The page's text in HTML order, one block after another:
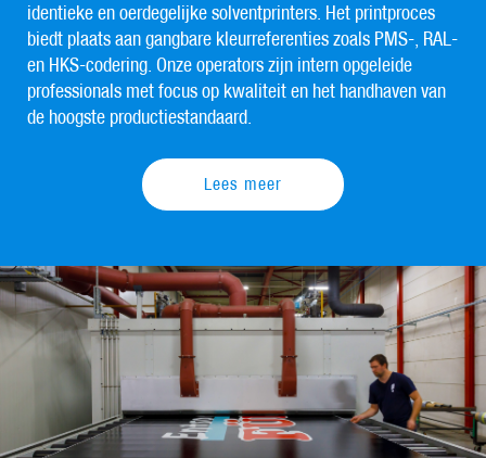
identieke en oerdegelijke solventprinters. Het printproces
biedt plaats aan gangbare kleurreferenties zoals PMS-, RAL-
en HKS-codering. Onze operators zijn intern opgeleide
professionals met focus op kwaliteit en het handhaven van
de hoogste productiestandaard.
Lees meer